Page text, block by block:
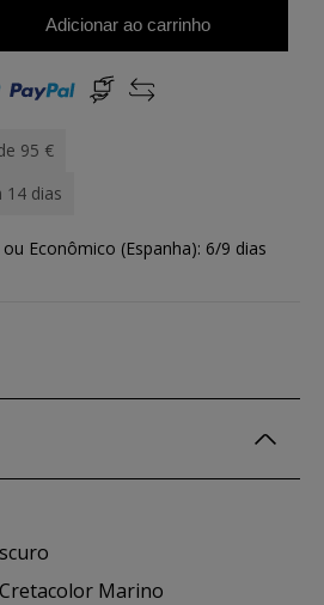
Adicionar ao carrinho
95 €
14 dias
Econômico (Espanha): 6/9 dias
Marino